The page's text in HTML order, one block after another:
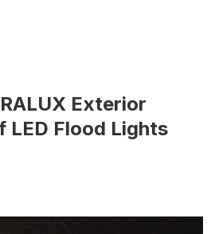
Exterior
LED Flood Lights